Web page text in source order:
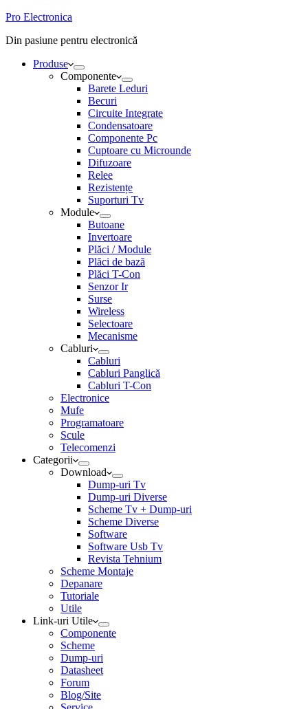
Pro Electronica
Din pasiune pentru electronică
Produse
Componente
Barete Leduri
Becuri
Circuite Integrate
Condensatoare
Componente Pc
Cuptoare cu Microunde
Difuzoare
Relee
Rezistențe
Suporturi Tv
Module
Butoane
Invertoare
Plăci / Module
Plăci de bază
Plăci T-Con
Senzor Ir
Surse
Wireless
Selectoare
Mecanisme
Cabluri
Cabluri
Cabluri Panglică
Cabluri T-Con
Electronice
Mufe
Programatoare
Scule
Telecomenzi
Categorii
Download
Dump-uri Tv
Dump-uri Diverse
Scheme Tv + Dump-uri
Scheme Diverse
Software
Software Usb Tv
Revista Tehnium
Scheme Montaje
Depanare
Tutoriale
Utile
Link-uri Utile
Componente
Scheme
Dump-uri
Datasheet
Forum
Blog/Site